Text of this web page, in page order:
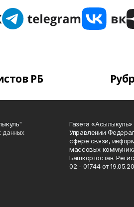
РБ
данных
Газета
Управлении
сфере связи,
массовых
Башкортостан.
02 - 01744 от